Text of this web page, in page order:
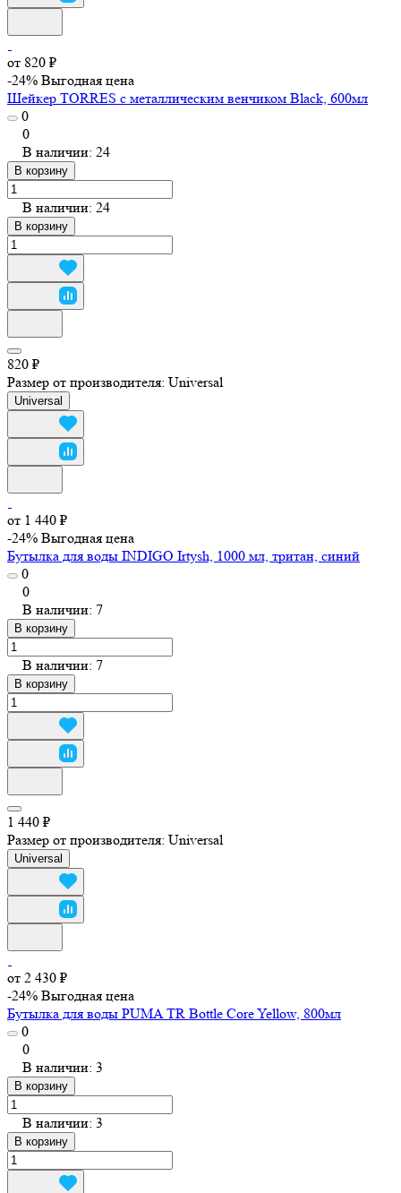
от 820 ₽
-24% Выгодная цена
Шейкер TORRES с металлическим венчиком Black, 600мл
0
0
В наличии: 24
В корзину
В наличии: 24
В корзину
820 ₽
Размер от производителя: Universal
Universal
от 1 440 ₽
-24% Выгодная цена
Бутылка для воды INDIGO Irtysh, 1000 мл, тритан, синий
0
0
В наличии: 7
В корзину
В наличии: 7
В корзину
1 440 ₽
Размер от производителя: Universal
Universal
от 2 430 ₽
-24% Выгодная цена
Бутылка для воды PUMA TR Bottle Core Yellow, 800мл
0
0
В наличии: 3
В корзину
В наличии: 3
В корзину